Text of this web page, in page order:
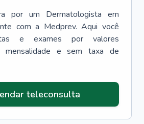
por um Dermatologista em
com a Medprev. Aqui você
e exames por valores
mensalidade e sem taxa de
teleconsulta